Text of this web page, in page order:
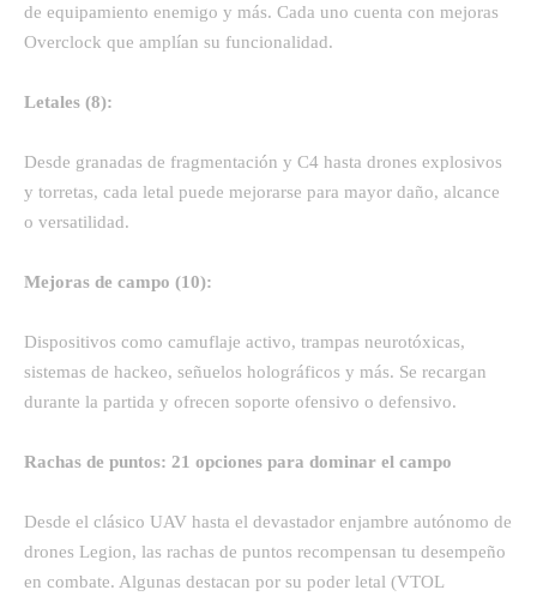
de equipamiento enemigo y más. Cada uno cuenta con mejoras
Overclock que amplían su funcionalidad.
Letales (8):
Desde granadas de fragmentación y C4 hasta drones explosivos
y torretas, cada letal puede mejorarse para mayor daño, alcance
o versatilidad.
Mejoras de campo (10):
Dispositivos como camuflaje activo, trampas neurotóxicas,
sistemas de hackeo, señuelos holográficos y más. Se recargan
durante la partida y ofrecen soporte ofensivo o defensivo.
Rachas de puntos: 21 opciones para dominar el campo
Desde el clásico UAV hasta el devastador enjambre autónomo de
drones Legion, las rachas de puntos recompensan tu desempeño
en combate. Algunas destacan por su poder letal (VTOL